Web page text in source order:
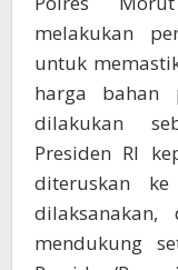
melakukan
untuk
harga bahan
dilakukan
Presiden RI
diteruskan
mendukung